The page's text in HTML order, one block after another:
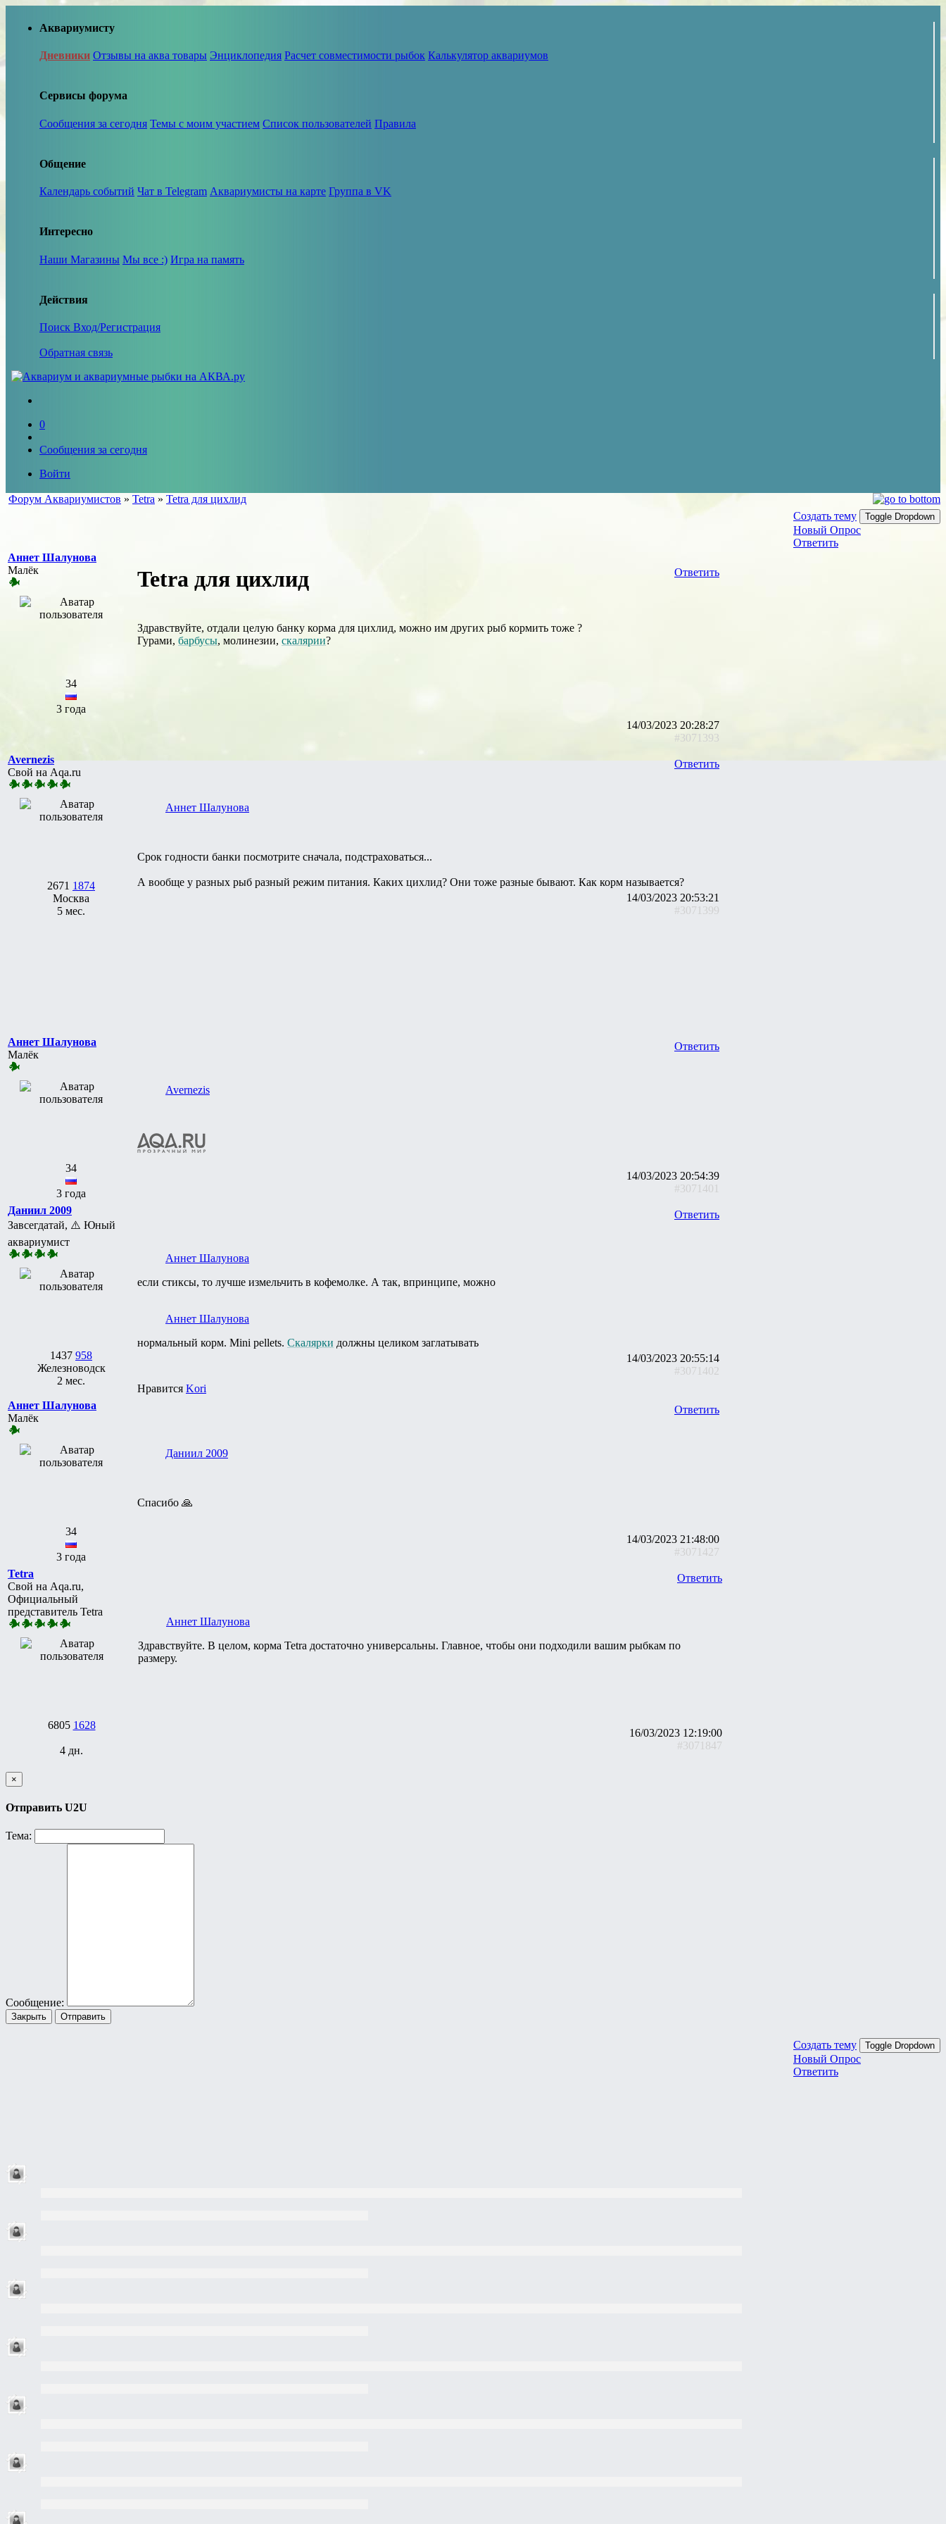
Аквариумисту
Дневники Отзывы на аква товары Энциклопедия Расчет совместимости рыбок Калькулятор аквариумов
Сервисы форума
Сообщения за сегодня Темы с моим участием Список пользователей Правила
Общение
Календарь событий Чат в Telegram Аквариумисты на карте Группа в VK
Интересно
Наши Магазины Мы все :) Игра на память
Действия
Поиск Вход/Регистрация
Обратная связь
0
Сообщения за сегодня
Войти
Форум Аквариумистов » Tetra » Tetra для цихлид
Создать тему
Toggle Dropdown
Новый Опрос
Ответить
Аннет Шалунова
Малёк
34
3 года
Ответить
Tetra для цихлид
Здравствуйте, отдали целую банку корма для цихлид, можно им других рыб кормить тоже ?
Гурами, барбусы, молинезии, скалярии?
14/03/2023 20:28:27
#3071393
Avernezis
Свой на Aqa.ru
2671 1874
Москва
5 мес.
Ответить
Аннет Шалунова
Срок годности банки посмотрите сначала, подстраховаться...
А вообще у разных рыб разный режим питания. Каких цихлид? Они тоже разные бывают. Как корм называется?
14/03/2023 20:53:21
#3071399
Аннет Шалунова
Малёк
34
3 года
Ответить
Avernezis
14/03/2023 20:54:39
#3071401
Даниил 2009
Завсегдатай, ⚠️ Юный
аквариумист
1437 958
Железноводск
2 мес.
Ответить
Аннет Шалунова
если стиксы, то лучше измельчить в кофемолке. А так, впринципе, можно
Аннет Шалунова
нормальный корм. Mini pellets. Скалярки должны целиком заглатывать
14/03/2023 20:55:14
#3071402
Нравится Kori
Аннет Шалунова
Малёк
34
3 года
Ответить
Даниил 2009
Спасибо 🙏
14/03/2023 21:48:00
#3071427
Tetra
Свой на Aqa.ru,
Официальный
представитель Tetra
6805 1628
4 дн.
Ответить
Аннет Шалунова
Здравствуйте. В целом, корма Tetra достаточно универсальны. Главное, чтобы они подходили вашим рыбкам по
размеру.
16/03/2023 12:19:00
#3071847
×
Отправить U2U
Тема:
Сообщение:
Закрыть Отправить
Создать тему Toggle Dropdown
Новый Опрос
Ответить